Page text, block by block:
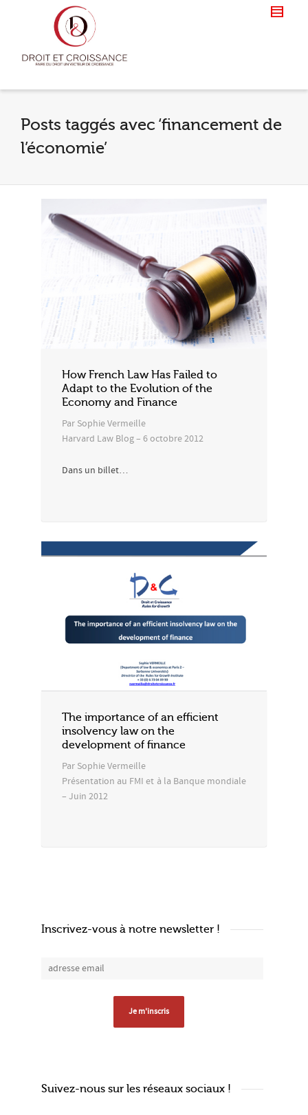
Posts taggés avec ‘financement de
l’économie’
How French Law Has Failed to
Adapt to the Evolution of the
Economy and Finance
Par Sophie Vermeille
Harvard Law Blog – 6 octobre 2012
Dans un billet…
The importance of an efficient
insolvency law on the
development of finance
Par Sophie Vermeille
Présentation au FMI et à la Banque mondiale
– Juin 2012
Inscrivez-vous à notre newsletter !
Suivez-nous sur les réseaux sociaux !